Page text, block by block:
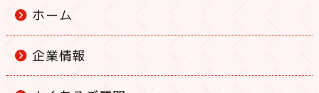
ホーム
企業情報